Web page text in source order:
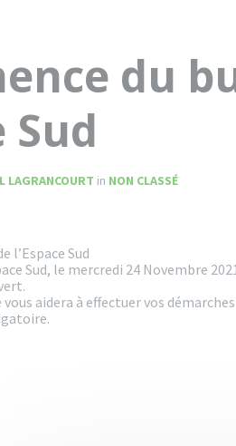
du
Sud
LAGRANCOURT in NON CLASSÉ
l’Espace Sud
Sud, le mercredi 24 Novembre
vous aidera à effectuer vos